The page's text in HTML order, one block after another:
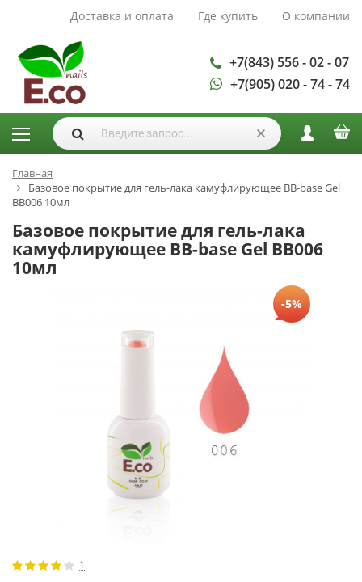
Доставка и оплата Где купить О компании
+7(843) 556 - 02 - 07
+7(905) 020 - 74 - 74
АКСЕССУАРЫ И
РАСХОДНЫЕ
МАТЕРИАЛЫ
Аксессуары
Запасные
лампы
Кисти
Одноразовая
продукция
ГЕЛЬ ЛАКИ
База для гель
педикюра
Главная
Базовое покрытие для гель-лака камуфлирующее BB-base Gel
BB006 10мл
Базовое покрытие для гель-лака
камуфлирующее BB-base Gel BB006
10мл
-5%
1